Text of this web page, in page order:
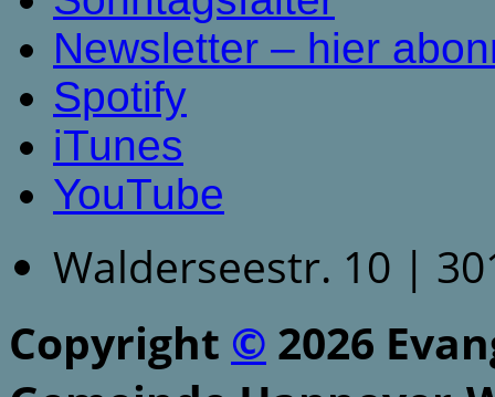
Newsletter – hier
Spotify
iTunes
YouTube
Walderseestr. 10 |
Copyright © 2026